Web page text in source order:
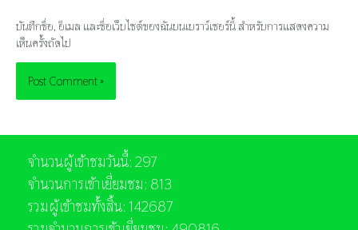
บันทึกชื่อ, อีเมล และชื่อเว็บไซต์ของฉันบนเบราว์เซอร์นี้ สำหรับการแสดงความ
เห็นครั้งถัดไป
จำนวนผู้เข้าชมวันนี้: 297
จำนวนการเข้าเยี่ยมชม: 813
รวมผู้เข้าชมทั้งสิ้น: 142687